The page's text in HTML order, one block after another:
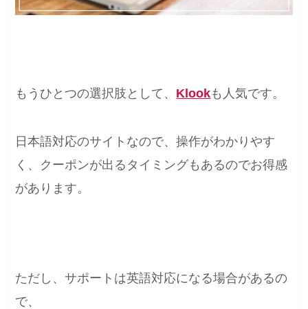
もうひとつの選択肢として、 Klookも人気です。
日本語対応のサイトなので、操作がわかりやす
く、クーポンが出るタイミングもあるのでお得感
があります。
ただし、サポートは英語対応になる場合があるの
で、